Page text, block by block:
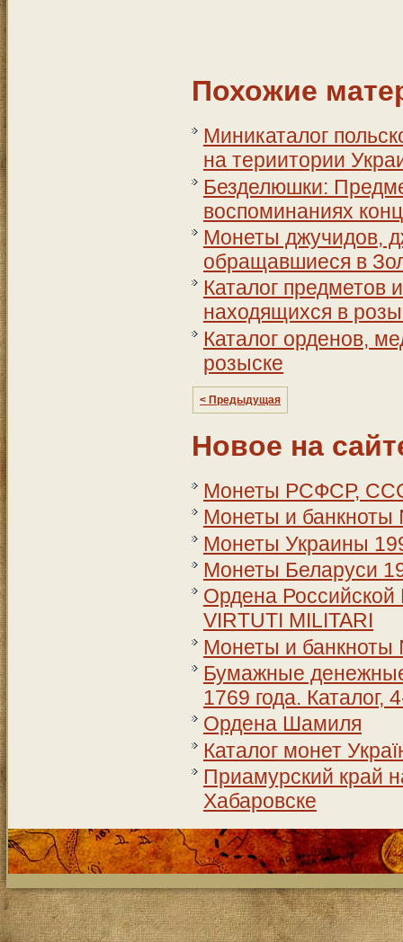
Похожие
Миникаталог
на териитории
Безделюшки:
воспоминаниях
Монеты джучидов,
обращавшиеся в
Каталог предметов
находящихся в
Каталог орденов,
розыске
< Предыдущая
Новое на
Монеты РСФСР,
Монеты и
Монеты Украины
Монеты Беларуси
Ордена
VIRTUTI MILITARI
Монеты и
Бумажные
1769 года. Каталог,
Ордена Шамиля
Каталог монет
Приамурский край
Хабаровске